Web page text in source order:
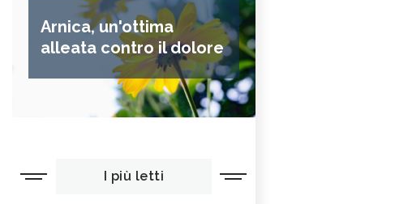
Arnica, un'ottima
alleata contro il dolore
I più letti